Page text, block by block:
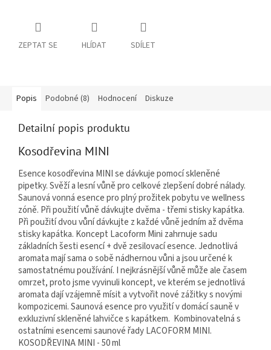
ZEPTAT SE HLÍDAT SDÍLET
Popis Podobné (8) Hodnocení Diskuze
Detailní popis produktu
Kosodřevina MINI
Esence kosodřevina MINI se dávkuje pomocí skleněné
pipetky. Svěží a lesní vůně pro celkové zlepšení dobré nálady.
Saunová vonná esence pro plný prožitek pobytu ve wellness
zóně. Při použití vůně dávkujte dvěma - třemi stisky kapátka.
Při použití dvou vůní dávkujte z každé vůně jedním až dvěma
stisky kapátka. Koncept Lacoform Mini zahrnuje sadu
základních šesti esencí + dvě zesilovací esence. Jednotlivá
aromata mají sama o sobě nádhernou vůni a jsou určené k
samostatnému používání. I nejkrásnější vůně může ale časem
omrzet, proto jsme vyvinuli koncept, ve kterém se jednotlivá
aromata dají vzájemně mísit a vytvořit nové zážitky s novými
kompozicemi. Saunová esence pro využití v domácí sauně v
exkluzivní skleněné lahvičce s kapátkem. Kombinovatelná s
ostatními esencemi saunové řady LACOFORM MINI.
KOSODŘEVINA MINI - 50 ml